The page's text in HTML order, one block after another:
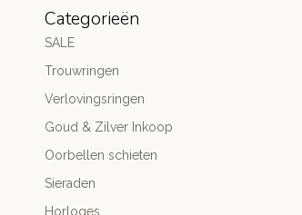
Categorieën
SALE
Trouwringen
Verlovingsringen
Goud & Zilver Inkoop
Oorbellen schieten
Sieraden
Horloges